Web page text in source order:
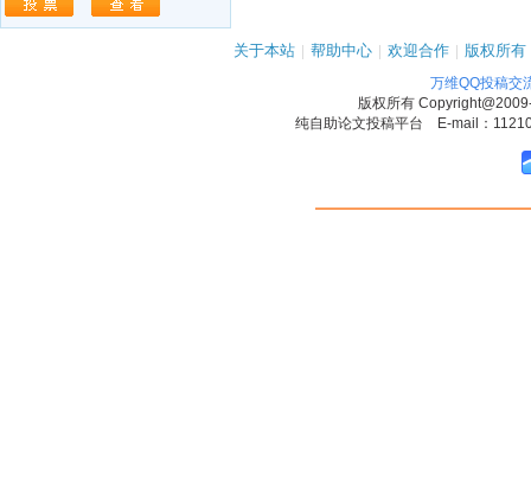
关于本站 | 帮助中心 | 欢迎合作 | 版权所有
万维QQ投稿交
版权所有
纯自助论文投稿平台 E-mail：